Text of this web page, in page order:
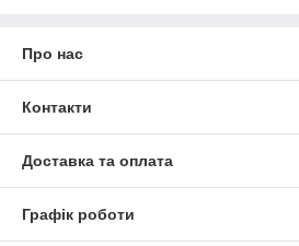
Про нас
Контакти
Доставка та оплата
Графік роботи